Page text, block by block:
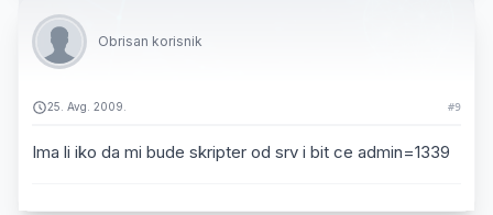
Obrisan korisnik
25. Avg. 2009. #9
Ima li iko da mi bude skripter od srv i bit ce admin=1339